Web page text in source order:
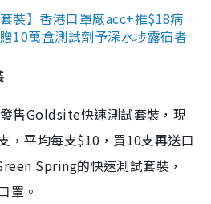
裝】香港口罩廠acc+推$18病
10萬盒測試劑予深水埗露宿者
售Goldsite快速測試套裝，現
，平均每支$10，買10支再送口
Spring的快速測試套裝，
罩。